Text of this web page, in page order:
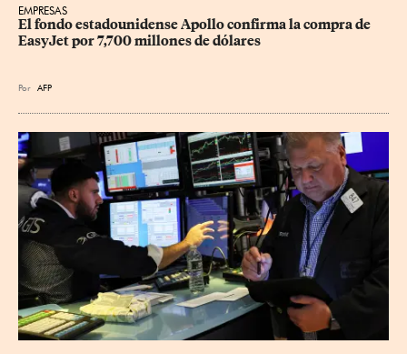
EMPRESAS
El fondo estadounidense Apollo confirma la compra de
EasyJet por 7,700 millones de dólares
Por AFP